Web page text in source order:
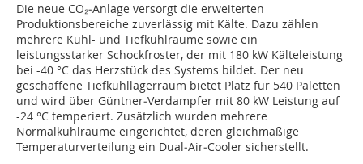
Die neue CO₂‑Anlage versorgt die erweiterten
Produktionsbereiche zuverlässig mit Kälte. Dazu zählen
mehrere Kühl- und Tiefkühlräume sowie ein
leistungsstarker Schockfroster, der mit 180 kW Kälteleistung
bei -40 °C das Herzstück des Systems bildet. Der neu
geschaffene Tiefkühllagerraum bietet Platz für 540 Paletten
und wird über Güntner‑Verdampfer mit 80 kW Leistung auf
-24 °C temperiert. Zusätzlich wurden mehrere
Normalkühlräume eingerichtet, deren gleichmäßige
Temperaturverteilung ein Dual‑Air‑Cooler sicherstellt.